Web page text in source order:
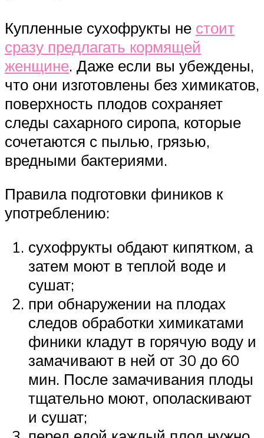
Купленные сухофрукты не стоит
сразу предлагать кормящей
женщине. Даже если вы убеждены,
что они изготовлены без химикатов,
поверхность плодов сохраняет
следы сахарного сиропа, которые
сочетаются с пылью, грязью,
вредными бактериями.
Правила подготовки фиников к
употреблению:
сухофрукты обдают кипятком, а
затем моют в теплой воде и
сушат;
при обнаружении на плодах
следов обработки химикатами
финики кладут в горячую воду и
замачивают в ней от 30 до 60
мин. После замачивания плоды
тщательно моют, ополаскивают
и сушат;